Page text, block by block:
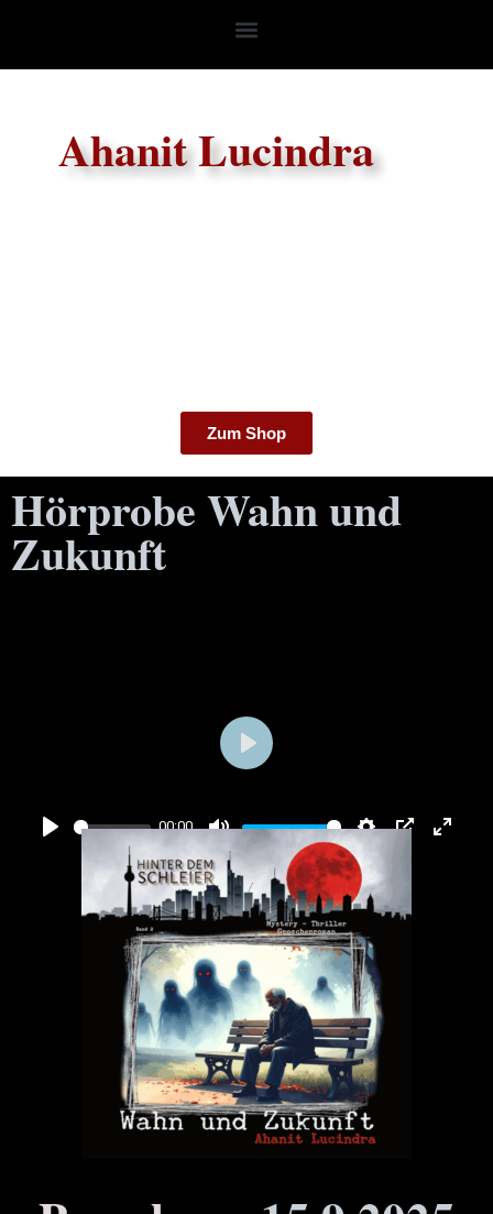
Ahanit Lucindra
Zum Shop
Hörprobe Wahn und
Zukunft
00:00
Mute
Play